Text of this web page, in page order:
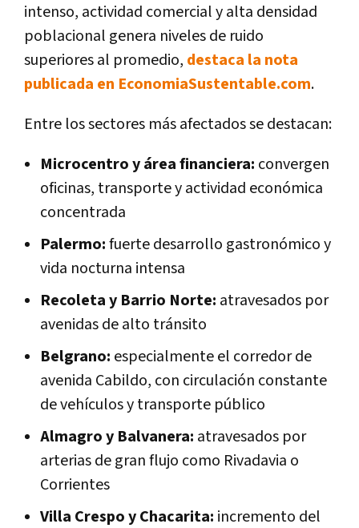
intenso, actividad comercial y alta densidad
poblacional genera niveles de ruido
superiores al promedio, destaca la nota
publicada en EconomiaSustentable.com.
Entre los sectores más afectados se destacan:
Microcentro y área financiera: convergen
oficinas, transporte y actividad económica
concentrada
Palermo:fuerte desarrollo gastronómico y
vida nocturna intensa
Recoleta y Barrio Norte: atravesados por
avenidas de alto tránsito
Belgrano: especialmente el corredor de
avenida Cabildo, con circulación constante
de vehículos y transporte público
Almagro y Balvanera: atravesados por
arterias de gran flujo como Rivadavia o
Corrientes
Villa Crespo y Chacarita: incremento del